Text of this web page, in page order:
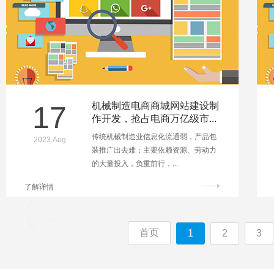
17
2023.Aug
机械制造电商商城网站建设制
作开发，抢占电商万亿级市...
传统机械制造业信息化流通弱，产品包
装推广出去难；主要依赖资源、劳动力
的大量投入，负重前行，...
了解详情
首页 1 2 3